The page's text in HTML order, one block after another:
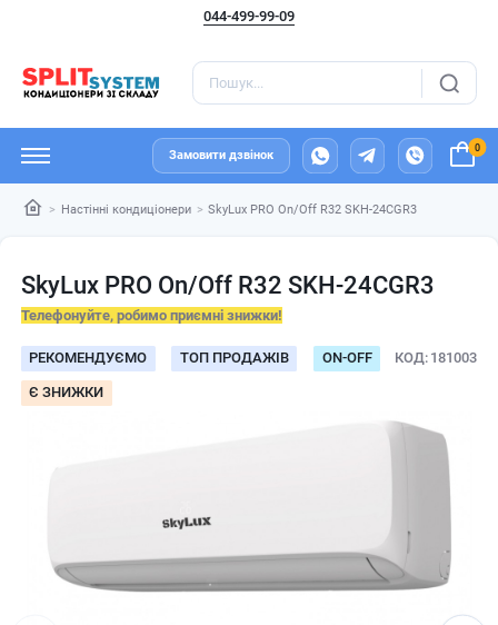
044-499-99-09
Замовити дзвінок
0
Настінні кондиціонери SkyLux PRO On/Off R32 SKH-24CGR3
SkyLux PRO On/Off R32 SKH-24CGR3
Телефонуйте, робимо приємні знижки!
РЕКОМЕНДУЄМО ТОП ПРОДАЖІВ ОN-ОFF
Є ЗНИЖКИ
КОД 181003